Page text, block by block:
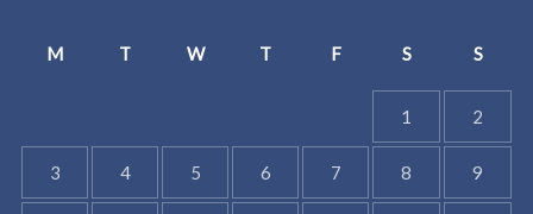
M T W T F S S
1 2
3 4 5 6 7 8 9